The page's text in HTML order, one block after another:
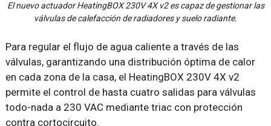
El nuevo actuador HeatingBOX 230V 4X v2 es capaz de gestionar las
válvulas de calefacción de radiadores y suelo radiante.
Para regular el flujo de agua caliente a través de las
válvulas, garantizando una distribución óptima de calor
en cada zona de la casa, el HeatingBOX 230V 4X v2
permite el control de hasta cuatro salidas para válvulas
todo-nada a 230 VAC mediante triac con protección
contra cortocircuito.